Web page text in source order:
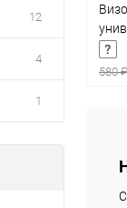
12
4
1
580 ₽
клик